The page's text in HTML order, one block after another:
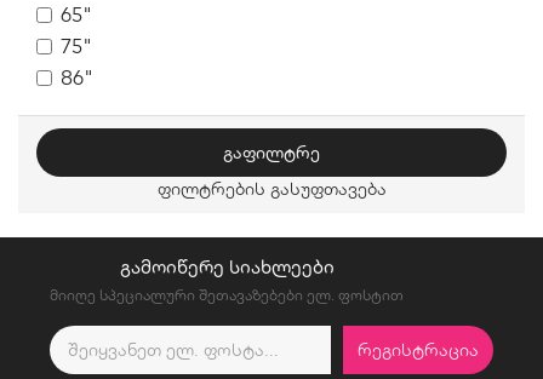
65"
75"
86"
ᲒᲐᲤᲘᲚᲢᲠᲔ
ფილტრების გასუფთავება
ᲒᲐᲛᲝᲘᲬᲔᲠᲔ ᲡᲘᲐᲮᲚᲔᲔᲑᲘ
მიიღე სპეციალური შეთავაზებები ელ. ფოსტით
ᲠᲔᲒᲘᲡᲢᲠᲐᲪᲘᲐ